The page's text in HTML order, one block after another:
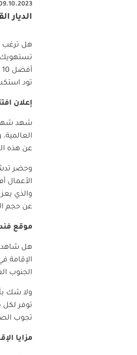
الديار
هل ترغب
تستهويك
تود
إعلان
شهد شهر ديسمبر من عام 2019م خبر افتتاح
عن هذه
وحضر
الأعمال
والذي
عن حجم الاستثمار البالغ 222 مليون دينار
موقع
هل شاهدت
الإقامة
الجنوب
ولا شك
توفر لكل
تجوب
مزايا